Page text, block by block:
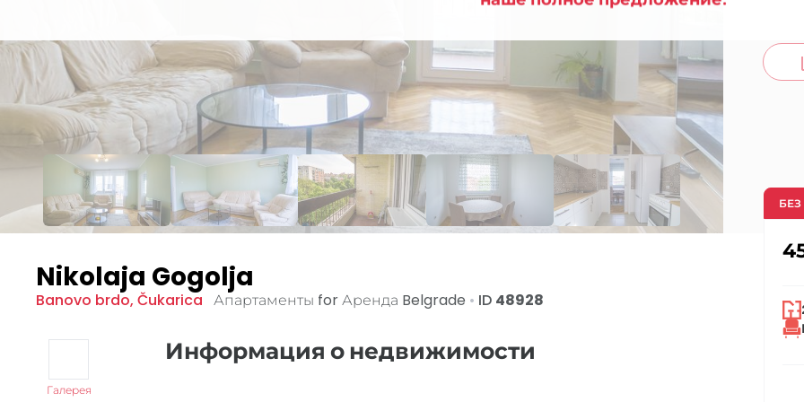
Nikolaja Gogolja
Banovo brdo, Čukarica Апартаменты for Аренда Belgrade • ID 48928
Галерея
Информация о недвижимости